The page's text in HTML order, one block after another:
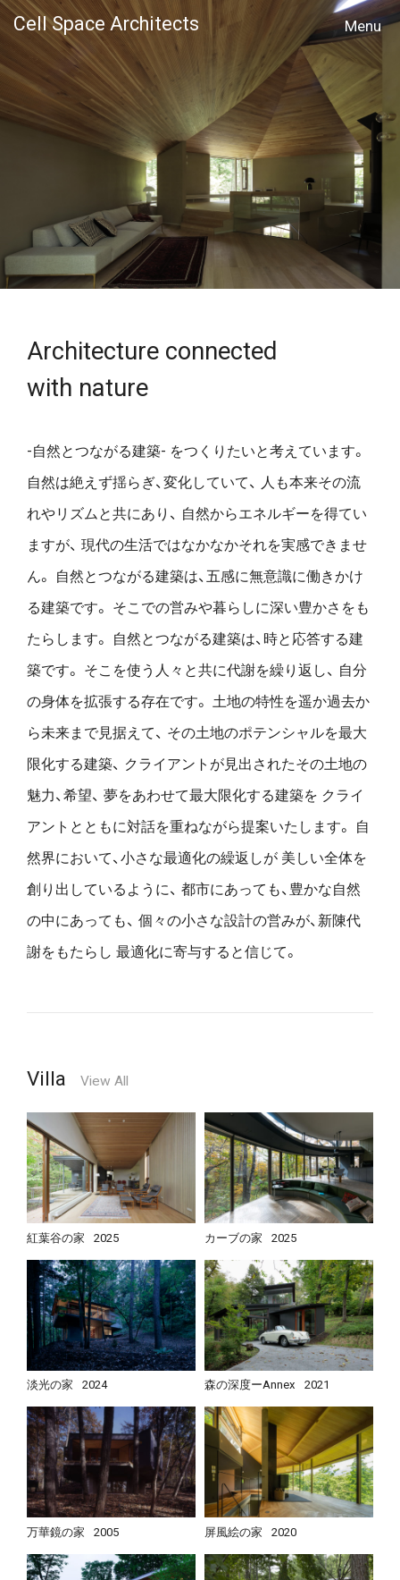
Cell Space Architects
MENU
Architecture connected
with nature
-自然とつながる建築- をつくりたいと考えています。
自然は絶えず揺らぎ、変化していて、
人も本来その流
れやリズムと共にあり、 自然からエネルギーを得てい
ますが、 現代の生活ではなかなかそれを実感できませ
ん。
自然とつながる建築は、五感に無意識に働きかけ
る建築です。 そこでの営みや暮らしに深い豊かさをも
たらします。
自然とつながる建築は、時と応答する建
築です。 そこを使う人々と共に代謝を繰り返し、 自分
の身体を拡張する存在です。 土地の特性を遥か過去か
ら未来まで見据えて、 その土地のポテンシャルを最大
限化する建築、 クライアントが見出されたその土地の
魅力、希望、 夢をあわせて最大限化する建築を クライ
アントとともに対話を重ねながら提案いたします。
自
然界において、小さな最適化の繰返しが 美しい全体を
創り出しているように、 都市にあっても、豊かな自然
の中にあっても、 個々の小さな設計の営みが、新陳代
謝をもたらし 最適化に寄与すると信じて。
Villa View All
紅葉谷の家 2025 カーブの家 2025
淡光の家 2024 森の深度ーAnnex 2021
万華鏡の家 2005 屏風絵の家 2020